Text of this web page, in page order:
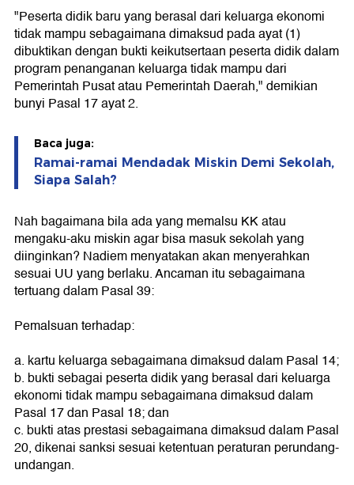
"Peserta didik baru yang berasal dari keluarga ekonomi
tidak mampu sebagaimana dimaksud pada ayat (1)
dibuktikan dengan bukti keikutsertaan peserta didik dalam
program penanganan keluarga tidak mampu dari
Pemerintah Pusat atau Pemerintah Daerah," demikian
bunyi Pasal 17 ayat 2.
Baca juga:
Ramai-ramai Mendadak Miskin Demi Sekolah,
Siapa Salah?
Nah bagaimana bila ada yang memalsu KK atau
mengaku-aku miskin agar bisa masuk sekolah yang
diinginkan? Nadiem menyatakan akan menyerahkan
sesuai UU yang berlaku. Ancaman itu sebagaimana
tertuang dalam Pasal 39:
Pemalsuan terhadap:
a. kartu keluarga sebagaimana dimaksud dalam Pasal 14;
b. bukti sebagai peserta didik yang berasal dari keluarga
ekonomi tidak mampu sebagaimana dimaksud dalam
Pasal 17 dan Pasal 18; dan
c. bukti atas prestasi sebagaimana dimaksud dalam Pasal
20, dikenai sanksi sesuai ketentuan peraturan perundang-
undangan.